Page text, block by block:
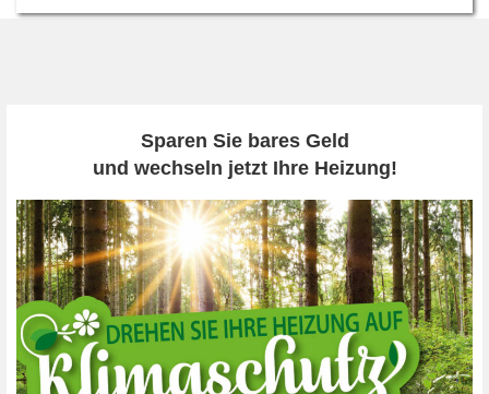
Sparen Sie bares Geld
und wechseln jetzt Ihre Heizung!